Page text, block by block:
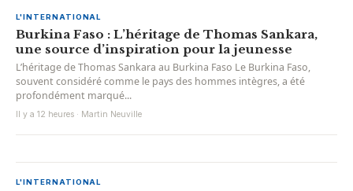
L'INTERNATIONAL
Burkina Faso : L’héritage de Thomas Sankara,
une source d’inspiration pour la jeunesse
L’héritage de Thomas Sankara au Burkina Faso Le Burkina Faso,
souvent considéré comme le pays des hommes intègres, a été
profondément marqué...
Il y a 12 heures · Martin Neuville
L'INTERNATIONAL